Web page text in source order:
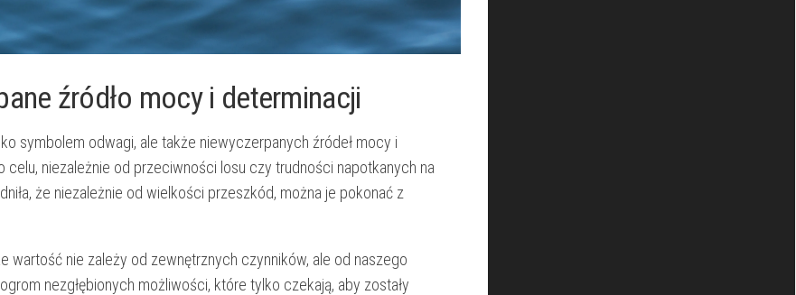
źródło mocy i determinacji
symbolem odwagi, ale także niewyczerpanych źródeł mocy i
niezależnie od przeciwności losu czy trudności napotkanych ⁣na
że niezależnie od wielkości przeszkód, można je pokonać z
nie zależy od zewnętrznych czynników, ale od naszego⁢
nezgłębionych możliwości, które tylko czekają, aby zostały